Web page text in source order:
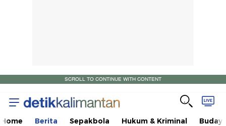
SCROLL TO CONTINUE WITH CONTENT
Home Berita Sepakbola Hukum & Kriminal